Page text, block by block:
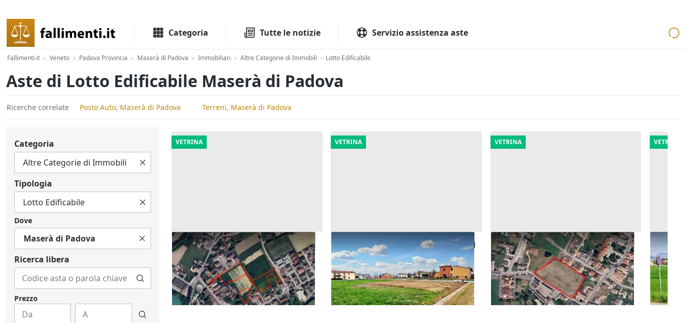
Categoria Tutte le notizie Servizio assistenza aste
Fallimenti.it > Veneto > Padova Provincia > Maserà di Padova > Immobiliari > Altre Categorie di Immobili > Lotto Edificabile
Aste di Lotto Edificabile Maserà di Padova
Ricerche correlate Posto Auto, Maserà di Padova Terreni, Maserà di Padova
Categoria
Tipologia
Dove
Maserà di Padova
Ricerca libera
Prezzo
VETRINA
Asta Appezzamenti di terreno di
12.973 mq
Vigodarzere (Padova)
79.488 €
15/09/2026
VETRINA
Asta Terreni edificabili residenziali
di 5.900 mq
Castegnero (Vicenza)
85.000 €
16/11/2026
VETRINA
Asta Terreno edificabile
residenziale di 8.250 mq
Piacenza d'Adige (Padova)
16.712 €
08/10/2026
VETRINA
Asta
sport e
15/